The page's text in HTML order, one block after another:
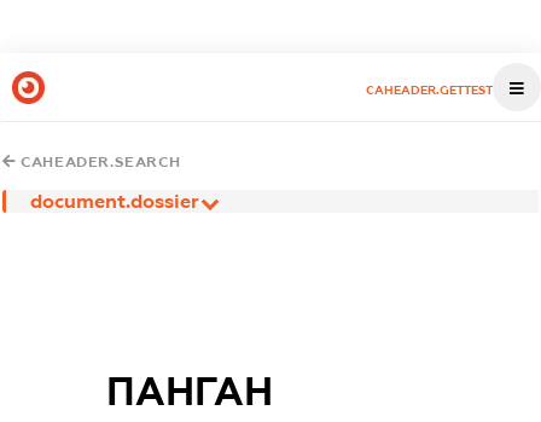
CAHEADER.GETTEST
CAHEADER.SEARCH
document.dossier
ПАНГАН